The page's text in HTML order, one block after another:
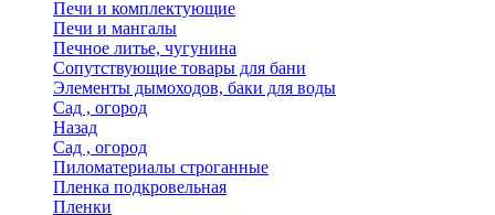
Печи и комплектующие
Печи и мангалы
Печное литье, чугунина
Сопутствующие товары для бани
Элементы дымоходов, баки для воды
Сад , огород
Назад
Сад , огород
Пиломатериалы строганные
Пленка подкровельная
Пленки